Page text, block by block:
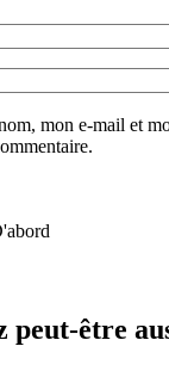
mon e-mail et
peut-être